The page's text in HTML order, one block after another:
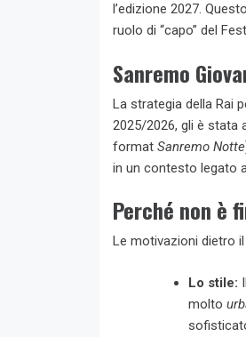
l’edizione 2027.
ruolo di “capo” del
Sanremo
La strategia della Rai
2025/2026, gli è stata
format Sanremo Notte
in un contesto legato
Perché non è
Le motivazioni dietro
Lo stile:
molto